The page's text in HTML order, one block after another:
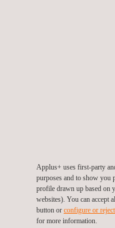
Applus+ uses first-party
purposes and to show you
profile drawn up based on
websites). You can accept
button or configure or
for more information.